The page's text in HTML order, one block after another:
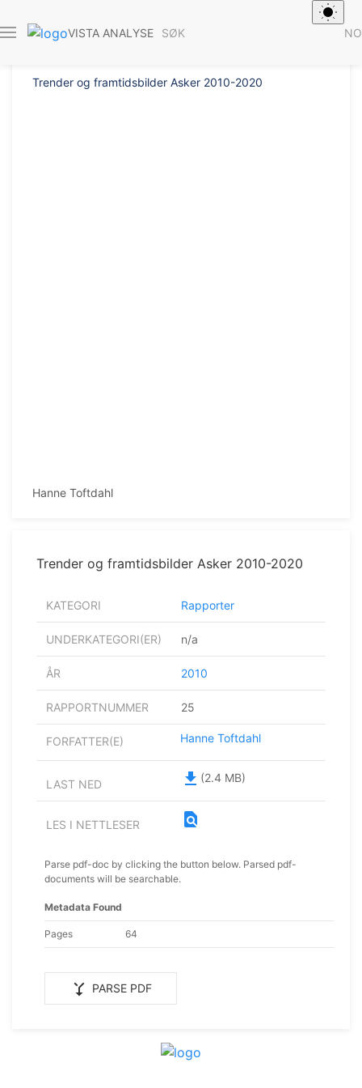
VISTA ANALYSE SØK NO
Trender og framtidsbilder Asker 2010-­2020
Hanne Toftdahl
Trender og framtidsbilder Asker 2010-­2020
KATEGORI Rapporter
UNDERKATEGORI(ER) n/a
ÅR 2010
RAPPORTNUMMER 25
FORFATTER(E) Hanne Toftdahl
LAST NED file_download (2.4 MB)
LES I NETTLESER find_in_page
Parse pdf-doc by clicking the button below. Parsed pdf-
documents will be searchable.
Metadata Found
Pages 64
merge_type PARSE PDF